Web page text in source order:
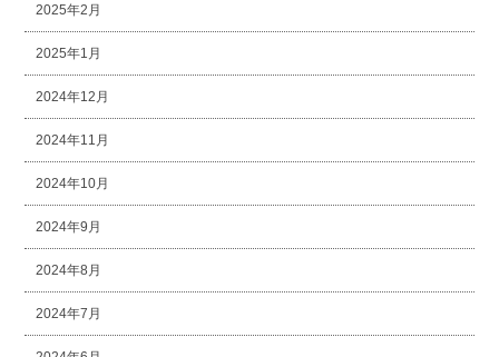
2025年2月
2025年1月
2024年12月
2024年11月
2024年10月
2024年9月
2024年8月
2024年7月